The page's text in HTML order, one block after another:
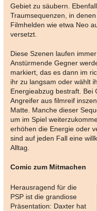
Gebiet zu säubern.
Traumsequenzen, in
Filmhelden wie etwa Neo
versetzt.
Diese Szenen laufen
Anstürmende Gegner
markiert, das es dann im
ihr zu langsam oder wählt
Energieabzug bestraft. Bei
Angreifer aus filmreif
Matte. Manche dieser
um im Spiel
erhöhen die Energie oder
sind auf jeden Fall eine
Alltag.
Comic zum Mitmachen
Herausragend für die
PSP ist die grandiose
Präsentation: Daxter hat